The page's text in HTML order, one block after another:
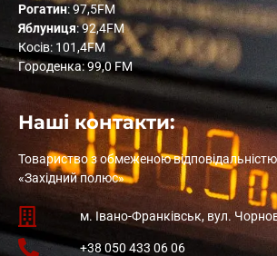
Рогатин: 97,5FM
Яблуниця: 92,4FM
Косів: 101,4FM
Городенка: 99,0 FM
Наші контакти:
Товариство з обмеженою
«Західний полюс»
м. Івано-Франківськ, вул.
+38 050 433 06 06